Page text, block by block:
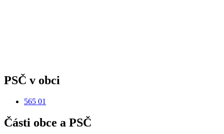
PSČ v obci
565 01
Části obce a PSČ